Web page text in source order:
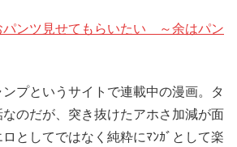
パンツ見せてもらいたい ～余はパン
プというサイトで連載中の漫画。タ
のだが、突き抜けたアホさ加減が面
としてではなく純粋にﾏﾝｶﾞとして楽